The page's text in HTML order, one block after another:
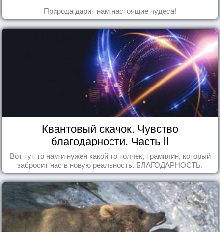
Природа дарит нам настоящие чудеса!
Квантовый скачок. Чувство
благодарности. Часть II
Вот тут то нам и нужен какой то толчек, трамплин, который
забросит нас в новую реальность. БЛАГОДАРНОСТЬ.